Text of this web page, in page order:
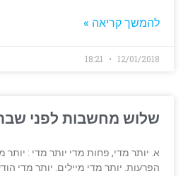
להמשך קריאה »
12/01/2018
שלוש מחשבות לפני
א. יותר מדי, פחות מדי יותר מדי : יותר
הפרעות. יותר מדי מיילים. יותר מדי